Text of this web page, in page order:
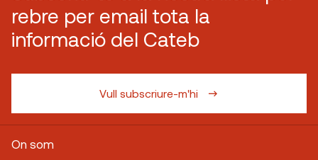
rebre per email tota la
informació del Cateb
Vull subscriure-m'hi
On som